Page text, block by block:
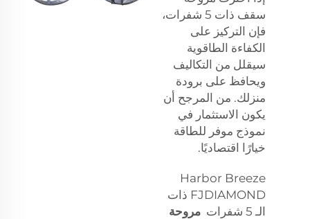
سقف ذات 5 شفرات،
فإن التركيز على
الكفاءة الطاقوية
سيقلل من التكاليف
ويحافظ على برودة
منزلك. من المرجح أن
يكون الاستثمار في
نموذج موفر للطاقة
خيارًا اقتصاديًا.
Harbor Breeze
FJDIAMOND ذات
الـ 5 شفرات
مروحة